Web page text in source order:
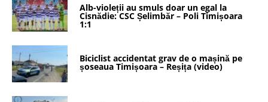
Alb-violeții au smuls doar un egal la
Cisnădie: CSC Șelimbăr – Poli Timișoara
1:1
Biciclist accidentat grav de o mașină pe
șoseaua Timișoara – Reșița (video)